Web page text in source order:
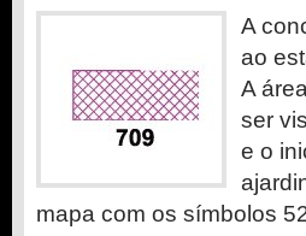
A
ao
A
ser
e o
mapa com os símbolos